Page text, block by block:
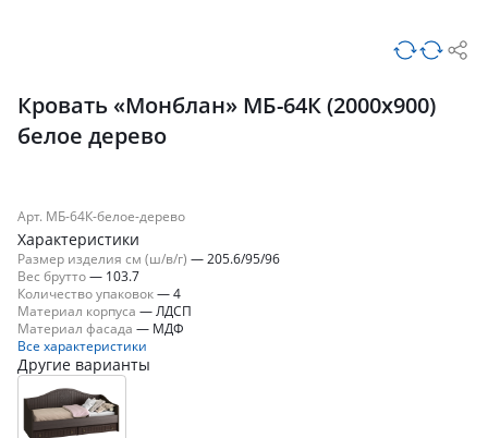
Кровать «Монблан» МБ-64К (2000х900)
белое дерево
Арт. МБ-64К-белое-дерево
Характеристики
Размер изделия см (ш/в/г) —205.6/95/96
Вес брутто— 103.7
Количество упаковок—4
Материал корпуса —ЛДСП
Материал фасада — МДФ
Все характеристики
Другие варианты